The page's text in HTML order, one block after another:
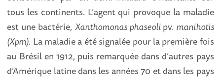
tous les continents. L’agent qui provoque la maladie
est une bactérie, Xanthomonas phaseolipv. manihotis
(Xpm). La maladie a été signalée pour la première fois
au Brésil en 1912, puis remarquée dans d’autres pays
d’Amérique latine dans les années 70 et dans les pays